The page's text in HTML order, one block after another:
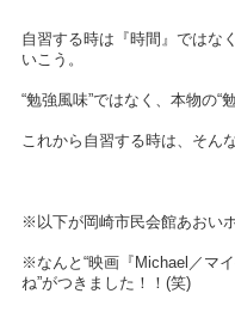
自習する時は『時間』ではな
いこう。
“勉強風味”ではなく、本物の“
これから自習する時は、そん
※以下が岡崎市民会館あおい
※なんと“映画『Michael／マ
ね”がつきました！！(笑)